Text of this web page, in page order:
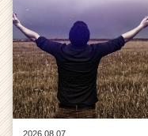
2026.08.07